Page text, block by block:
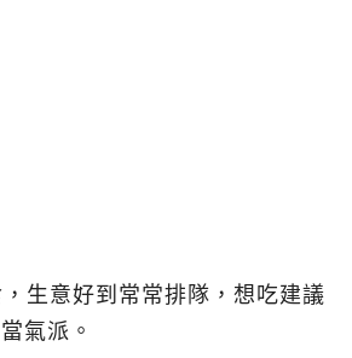
生意好到常常排隊，想吃建議
氣派。